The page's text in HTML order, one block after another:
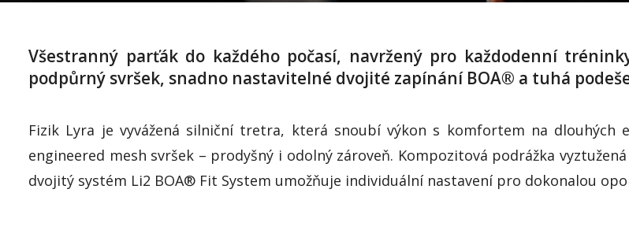
Všestranný parťák do každého počasí, navržený pro každodenní
podpůrný svršek, snadno nastavitelné dvojité zapínání BOA® a tuhá
Fizik Lyra je vyvážená silniční tretra, která snoubí výkon s komfortem na
engineered mesh svršek – prodyšný i odolný zároveň. Kompozitová podrážka
dvojitý systém Li2 BOA® Fit System umožňuje individuální nastavení pro dokonalou